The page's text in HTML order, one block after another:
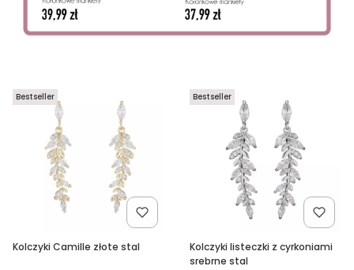
Bestseller
Kolczyki Camille złote stal
Bestseller
Kolczyki listeczki z cyrkoniami
srebrne stal